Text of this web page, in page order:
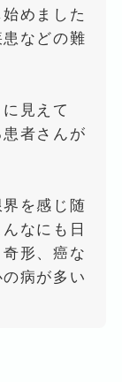
めました
などの難
見えて
者さんが
を感じ随
なにも日
形、癌な
病が多い